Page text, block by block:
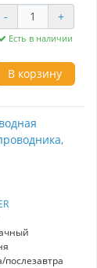
провода
медь,
- 25...+40°С
- +
Есть в наличии
В корзину
послезавтра